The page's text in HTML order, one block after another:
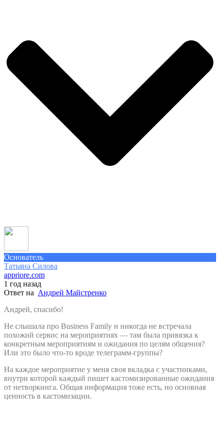
Основатель
Татьяна Силова
appriore.com
1 год назад
Ответ на Андрей Майстренко
Андрей, спасибо!
Не слышала про Business Family и никогда не встречала
похожий сервис на мероприятиях — там была привязка к
конкретным мероприятиям и ожидания по целям общения?
Или это было что-то вроде телеграмм-группы?
На каждое мероприятие у меня своя вкладка с участниками,
внутри которой каждый пишет кастомизированные ожидания
от нетворкинга. Общая информация тоже есть, но основная
ценность в кастомизации.